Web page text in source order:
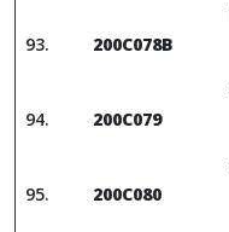
200C078B
200C079
200C080